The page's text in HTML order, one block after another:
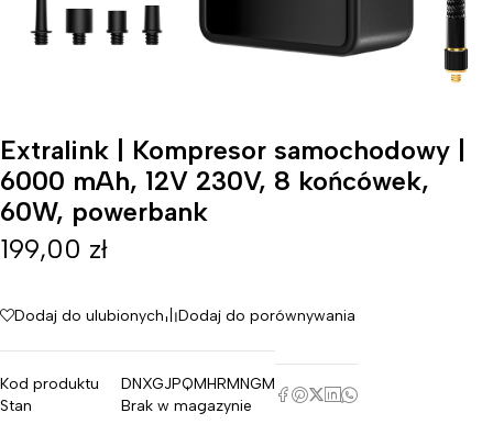
Extralink | Kompresor samochodowy |
6000 mAh, 12V 230V, 8 końcówek,
60W, powerbank
199,00 zł
Dodaj do ulubionych Dodaj do porównywania
Kod produktu
DNXGJPQMHRMNGM
Stan
Brak w magazynie